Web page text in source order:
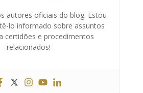
autores oficiais do blog. Estou
lo informado sobre assuntos
certidões e procedimentos
relacionados!